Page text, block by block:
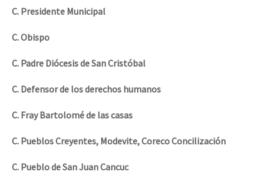
C. Presidente Municipal
C. Obispo
C. Padre Diócesis de San Cristóbal
C. Defensor de los derechos humanos
C. Fray Bartolomé de las casas
C. Pueblos Creyentes, Modevite, Coreco Concilización
C. Pueblo de San Juan Cancuc